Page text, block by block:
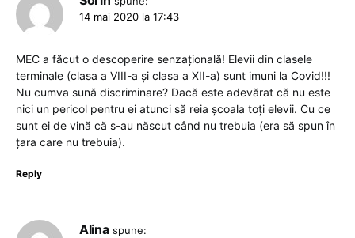
14 mai 2020 la 17:43
MEC a făcut o descoperire senzațională! Elevii din clasele
terminale (clasa a VIII-a și clasa a XII-a) sunt imuni la Covid!!!
Nu cumva sună discriminare? Dacă este adevărat că nu este
nici un pericol pentru ei atunci să reia școala toți elevii. Cu ce
sunt ei de vină că s-au născut când nu trebuia (era să spun în
țara care nu trebuia).
Reply
Alina spune: